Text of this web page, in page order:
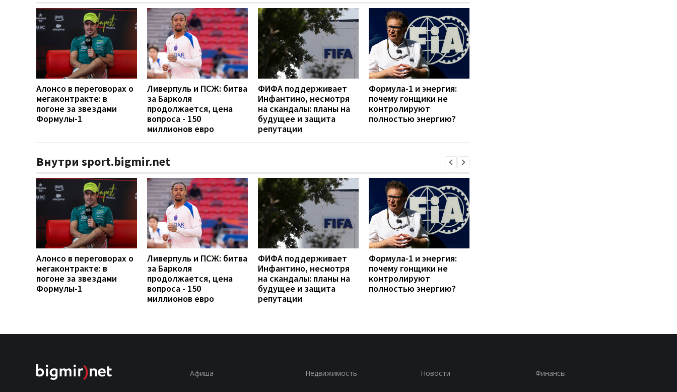
Алонсо в переговорах о
мегаконтракте: в
погоне за звездами
Формулы-1
Ливерпуль и ПСЖ: битва
за Барколя
продолжается, цена
вопроса - 150
миллионов евро
ФИФА поддерживает
Инфантино, несмотря
на скандалы: планы на
будущее и защита
репутации
Формула-1 и энергия:
почему гонщики не
контролируют
полностью энергию?
Внутри sport.bigmir.net
Алонсо в переговорах о
мегаконтракте: в
погоне за звездами
Формулы-1
Ливерпуль и ПСЖ: битва
за Барколя
продолжается, цена
вопроса - 150
миллионов евро
ФИФА поддерживает
Инфантино, несмотря
на скандалы: планы на
будущее и защита
репутации
Формула-1 и энергия:
почему гонщики не
контролируют
полностью энергию?
Афиша Недвижимость Новости Финансы